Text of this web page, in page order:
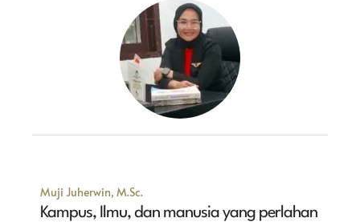
Muji Juherwin, M.Sc.
Kampus, Ilmu, dan manusia yang perlahan